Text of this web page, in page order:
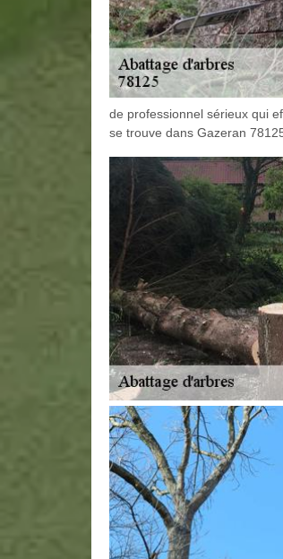
de professionnel sérieux qui
se trouve dans Gazeran